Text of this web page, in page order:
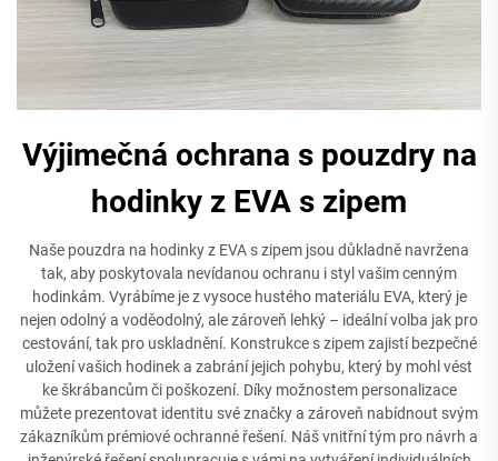
Výjimečná ochrana s pouzdry na
hodinky z EVA s zipem
Naše pouzdra na hodinky z EVA s zipem jsou důkladně navržena
tak, aby poskytovala nevídanou ochranu i styl vašim cenným
hodinkám. Vyrábíme je z vysoce hustého materiálu EVA, který je
nejen odolný a voděodolný, ale zároveň lehký – ideální volba jak pro
cestování, tak pro uskladnění. Konstrukce s zipem zajistí bezpečné
uložení vašich hodinek a zabrání jejich pohybu, který by mohl vést
ke škrábancům či poškození. Díky možnostem personalizace
můžete prezentovat identitu své značky a zároveň nabídnout svým
zákazníkům prémiové ochranné řešení. Náš vnitřní tým pro návrh a